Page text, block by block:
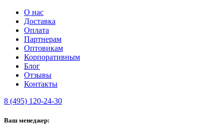
О нас
Доставка
Оплата
Партнерам
Оптовикам
Корпоративным
Блог
Отзывы
Контакты
8 (495) 120-24-30
Ваш менеджер: